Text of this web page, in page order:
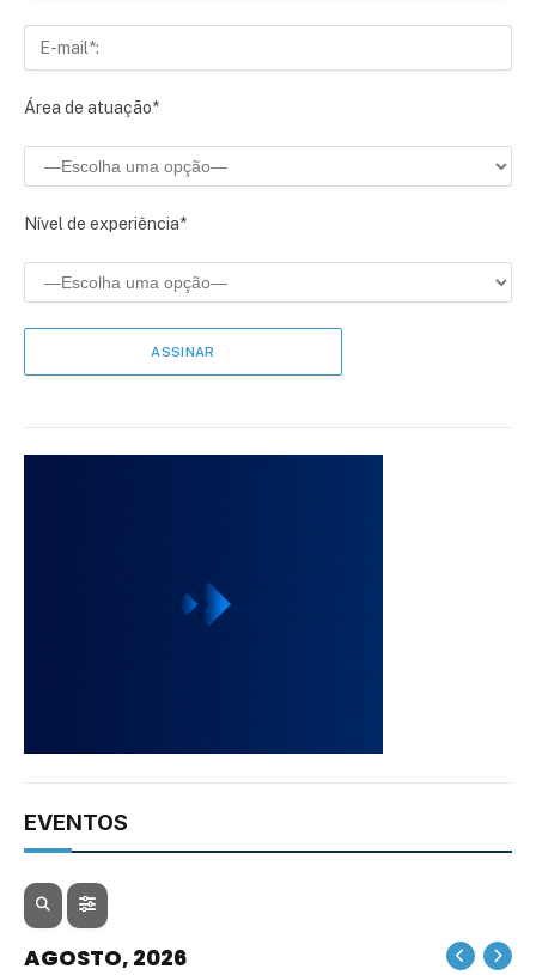
Área de atuação*
Nível de experiência*
EVENTOS
AGOSTO, 2026